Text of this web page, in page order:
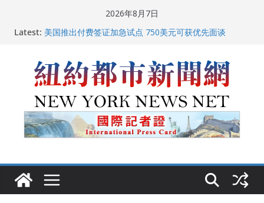
2026年8月7日
Latest: 美国推出付费签证加急试点 750美元可获优先面谈
人！
FBI联合纽约警方突袭多名警界高层住所 涉纽约警察局腐
败刑事调查
中国驻美国大使谢锋邀请美国老教师罗纳德·萨科尔斯基
再次访华